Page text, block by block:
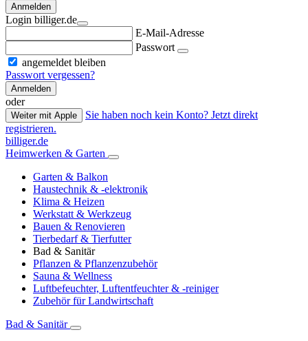
Anmelden
Login billiger.de
E-Mail-Adresse
Passwort
angemeldet bleiben
Passwort vergessen?
Anmelden
oder
Weiter mit Apple
Sie haben noch kein Konto? Jetzt direkt
registrieren.
billiger.de
Heimwerken & Garten
Garten & Balkon
Haustechnik & -elektronik
Klima & Heizen
Werkstatt & Werkzeug
Bauen & Renovieren
Tierbedarf & Tierfutter
Bad & Sanitär
Pflanzen & Pflanzenzubehör
Sauna & Wellness
Luftbefeuchter, Luftentfeuchter & -reiniger
Zubehör für Landwirtschaft
Bad & Sanitär